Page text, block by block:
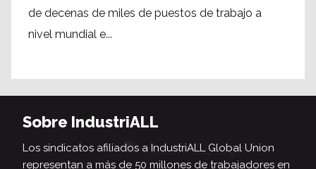
de decenas de miles de puestos de trabajo a
nivel mundial e...
Sobre IndustriALL
Los sindicatos afiliados a IndustriALL Global Union
representan a más de 50 millones de trabajadores en